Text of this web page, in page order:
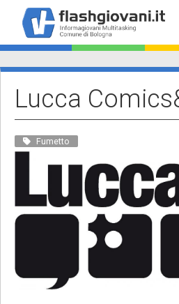
contenuto
principale
Lucca
Fumetto